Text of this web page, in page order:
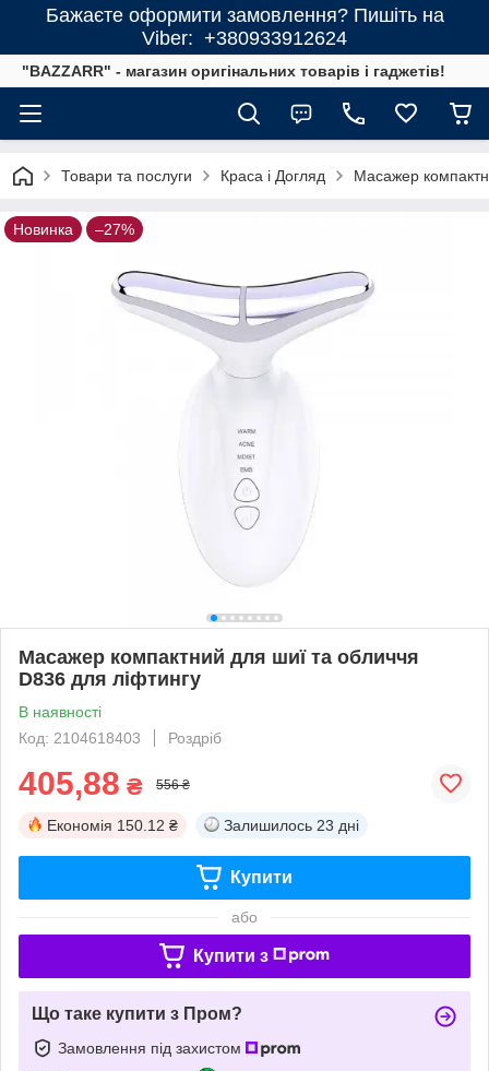
Бажаєте оформити замовлення? Пишіть на
Viber: +380933912624
"BAZZARR" - магазин оригінальних товарів і гаджетів!
Товари та послуги Краса і Догляд Масажер
Новинка –27%
Масажер компактний для шиї та обличчя
D836 для ліфтингу
В наявності
Код: 2104618403
Роздріб
405,88 ₴ 556 ₴
Економія 150.12 ₴ Залишилось 23 дні
Купити
або
Купити з
Що таке купити з Пром?
Замовлення під захистом